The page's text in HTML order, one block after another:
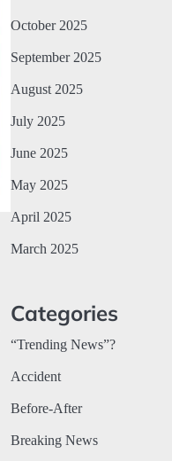
October 2025
September 2025
August 2025
July 2025
June 2025
May 2025
April 2025
March 2025
Categories
“Trending News”?
Accident
Before-After
Breaking News